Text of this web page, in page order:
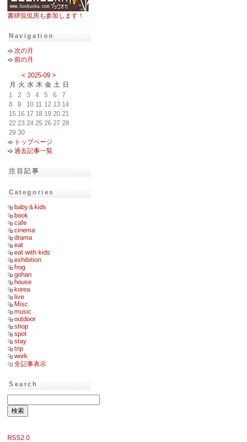
書肆侃侃房も参加します！
Navigation
次の月
前の月
< 2025-09 >
月
火 水 木 金 土 日
1
2 3 4 5 6
7
8
9 10 11 12 13 14
15 16 17 18 19 20 21
22 23 24 25 26 27 28
29 30
トップページ
過去記事一覧
注目記事
Categories
baby＆kids
book
cafe
cinema
drama
eat
eat with kids
exhibition
frog
gohan
house
korea
live
Misc
music
outdoor
shop
spot
stay
trip
work
全記事表示
Search
RSS2.0